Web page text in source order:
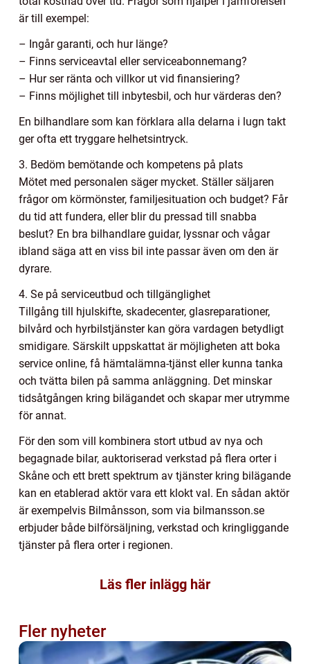
är till exempel:
– Ingår garanti, och hur länge?
– Finns serviceavtal eller serviceabonnemang?
– Hur ser ränta och villkor ut vid finansiering?
– Finns möjlighet till inbytesbil, och hur värderas den?
En bilhandlare som kan förklara alla delarna i lugn takt
ger ofta ett tryggare helhetsintryck.
3. Bedöm bemötande och kompetens på plats
Mötet med personalen säger mycket. Ställer säljaren
frågor om körmönster, familjesituation och budget? Får
du tid att fundera, eller blir du pressad till snabba
beslut? En bra bilhandlare guidar, lyssnar och vågar
ibland säga att en viss bil inte passar även om den är
dyrare.
4. Se på serviceutbud och tillgänglighet
Tillgång till hjulskifte, skadecenter, glasreparationer,
bilvård och hyrbilstjänster kan göra vardagen betydligt
smidigare. Särskilt uppskattat är möjligheten att boka
service online, få hämtalämna-tjänst eller kunna tanka
och tvätta bilen på samma anläggning. Det minskar
tidsåtgången kring bilägandet och skapar mer utrymme
för annat.
För den som vill kombinera stort utbud av nya och
begagnade bilar, auktoriserad verkstad på flera orter i
Skåne och ett brett spektrum av tjänster kring bilägande
kan en etablerad aktör vara ett klokt val. En sådan aktör
är exempelvis Bilmånsson, som via bilmansson.se
erbjuder både bilförsäljning, verkstad och kringliggande
tjänster på flera orter i regionen.
Läs fler inlägg här
Fler nyheter